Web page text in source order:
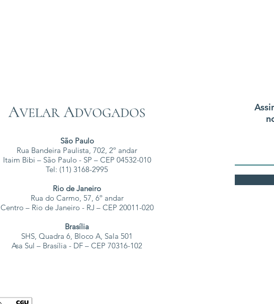
São Paulo
Rua Bandeira Paulista, 702, 2º andar
Itaim Bibi – São Paulo - SP – CEP 04532-010
Tel: (11) 3168-2995
Rio de Janeiro
Rua do Carmo, 57, 6º andar
Centro – Rio de Janeiro - RJ – CEP 20011-020
Brasília
SHS, Quadra 6, Bloco A, Sala 501
Asa Sul – Brasília - DF – CEP 70316-102